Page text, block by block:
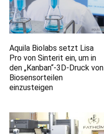
Aquila Biolabs setzt Lisa
Pro von Sinterit ein, um in
den „Kanban“-3D-Druck von
Biosensorteilen
einzusteigen